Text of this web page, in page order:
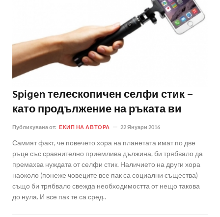
Spigen телескопичен селфи стик –
като продължение на ръката ви
Публикувана от: ЕКИП НА АВТОРА 22 Януари 2016
Самият факт, че повечето хора на планетата имат по две
ръце със сравнително приемлива дължина, би трябвало да
премахва нуждата от селфи стик. Наличието на други хора
наоколо (понеже човеците все пак са социални същества)
също би трябвало свежда необходимостта от нещо такова
до нула. И все пак те са сред..